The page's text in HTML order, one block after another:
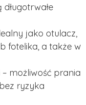
jako otulacz,
fotelika, a także w
– możliwość prania
ryzyka